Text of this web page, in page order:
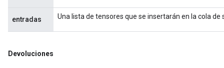
entradas Una lista de tensores que se insertarán en la cola de
Devoluciones